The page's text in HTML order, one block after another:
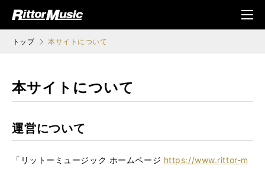
ジック (Rittor Musi
メニ
ュ
トップ 本サイトについて
本サイトについて
運営について
「リットーミュージック ホームページ https://www.rittor-m